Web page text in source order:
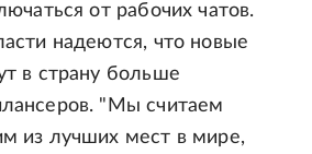
от рабочих чатов.
надеются, что новые
в страну больше
"Мы считаем
из лучших мест в мире,